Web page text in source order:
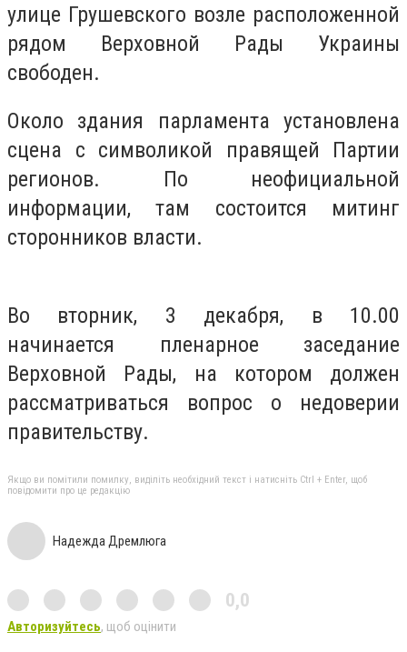
улице Грушевского возле расположенной
рядом Верховной Рады Украины
свободен.
Около здания парламента установлена
сцена с символикой правящей Партии
регионов. По неофициальной
информации, там состоится митинг
сторонников власти.
Во вторник, 3 декабря, в 10.00
начинается пленарное заседание
Верховной Рады, на котором должен
рассматриваться вопрос о недоверии
правительству.
Якщо ви помітили помилку, виділіть необхідний текст і натисніть Ctrl + Enter, щоб
повідомити про це редакцію
Надежда Дремлюга
0,0
Авторизуйтесь, щоб оцінити